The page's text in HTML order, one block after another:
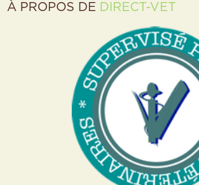
À PROPOS DE DIRECT-VET